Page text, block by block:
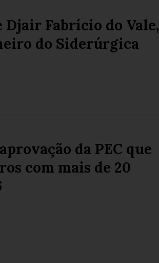
Djair Fabrício do Vale,
do Siderúrgica
da PEC que
com mais de 20